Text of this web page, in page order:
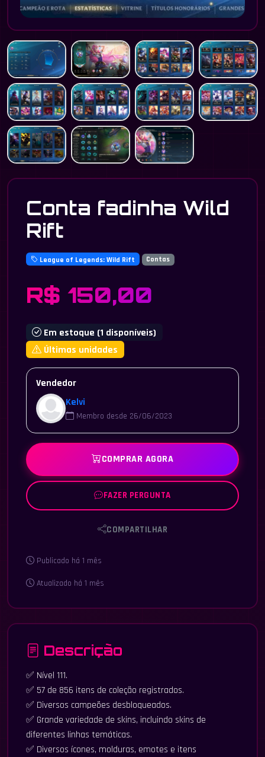
Conta fadinha Wild
Rift
League of Legends: Wild Rift Contas
R$ 150,00
Em estoque (1 disponíveis)
Últimas unidades
Vendedor
Kelvi
Membro desde 26/06/2023
COMPRAR AGORA
FAZER PERGUNTA
COMPARTILHAR
Publicado há 1 mês
Atualizado há 1 mês
Descrição
✅ Nível 111.
✅ 57 de 856 itens de coleção registrados.
✅ Diversos campeões desbloqueados.
✅ Grande variedade de skins, incluindo skins de
diferentes linhas temáticas.
✅ Diversos ícones, molduras, emotes e itens